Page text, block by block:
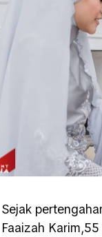
Sejak
Faaizah